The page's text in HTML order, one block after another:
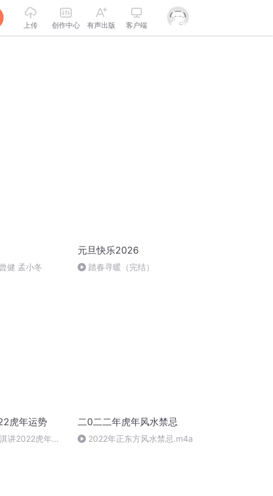
上传 创作中心 有声出版 客户端
健 孟小冬
元旦快乐2026
踏春寻暖（完结）
虎年运势
讲2022虎年运
二0二二年虎年风水禁忌
2022年正东方风水禁忌.m4a